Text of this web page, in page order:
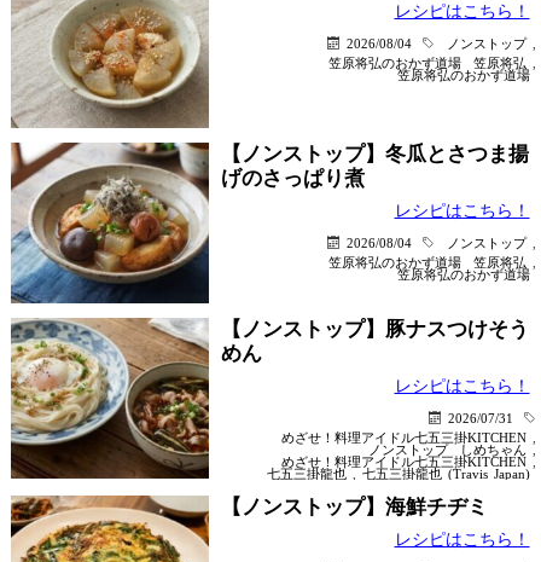
レシピはこちら！
2026/08/04 ノンストップ
笠原将弘のおかず道場
笠原将弘
笠原将弘のおかず道場
【ノンストップ】冬瓜とさつま揚
げのさっぱり煮
レシピはこちら！
2026/08/04 ノンストップ
笠原将弘のおかず道場
笠原将弘
笠原将弘のおかず道場
【ノンストップ】豚ナスつけそう
めん
レシピはこちら！
2026/07/31
めざせ！料理アイドル七五三掛KITCHEN
ノンストップ
しめちゃん
めざせ！料理アイドル七五三掛KITCHEN
七五三掛龍也
七五三掛龍也 (Travis Japan)
【ノンストップ】海鮮チヂミ
レシピはこちら！